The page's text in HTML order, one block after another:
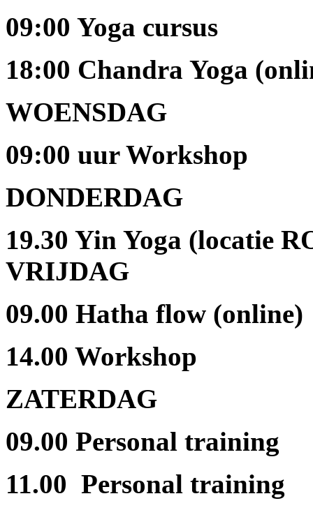
09:00 Yoga cursus
18:00 Chandra Yoga
WOENSDAG
09:00 uur Workshop
DONDERDAG
19.30 Yin Yoga (locatie
VRIJDAG
09.00 Hatha flow (online)
14.00 Workshop
ZATERDAG
09.00 Personal training
11.00 Personal training